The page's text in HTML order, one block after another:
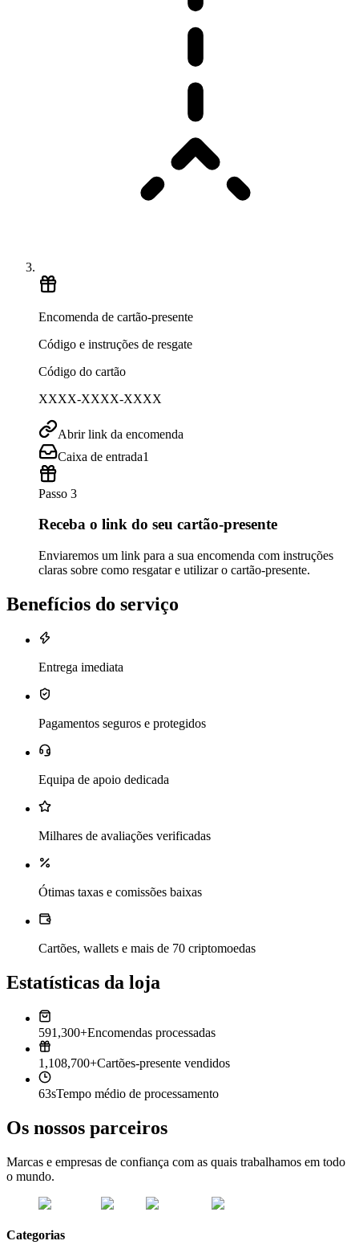
Encomenda de cartão-presente
Código e instruções de resgate
Código do cartão
XXXX-XXXX-XXXX
Abrir link da encomenda
Caixa de entrada1
Passo 3
Receba o link do seu cartão-presente
Enviaremos um link para a sua encomenda com instruções
claras sobre como resgatar e utilizar o cartão-presente.
Benefícios do serviço
Entrega imediata
Pagamentos seguros e protegidos
Equipa de apoio dedicada
Milhares de avaliações verificadas
Ótimas taxas e comissões baixas
Cartões, wallets e mais de 70 criptomoedas
Estatísticas da loja
591,300+Encomendas processadas
1,108,700+Cartões-presente vendidos
63sTempo médio de processamento
Os nossos parceiros
Marcas e empresas de confiança com as quais trabalhamos em todo
o mundo.
Categorias